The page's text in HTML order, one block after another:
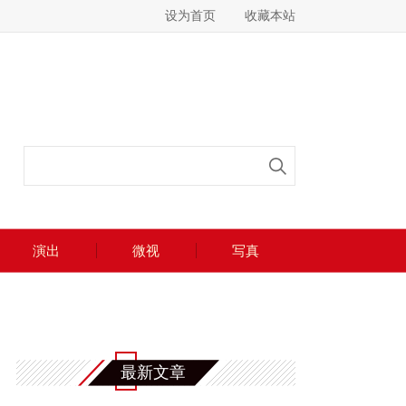
设为首页 收藏本站
演出 微视 写真
最新文章